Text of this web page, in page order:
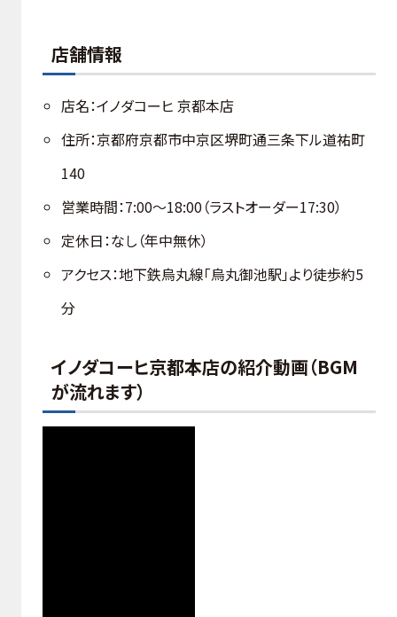
店舗情報
店名：イノダコーヒ 京都本店
住所：京都府京都市中京区堺町通三条下ル道祐町
140
営業時間：7:00～18:00（ラストオーダー17:30）
定休日：なし（年中無休）
アクセス：地下鉄烏丸線「烏丸御池駅」より徒歩約5
分
イノダコーヒ京都本店の紹介動画（BGM
が流れます）